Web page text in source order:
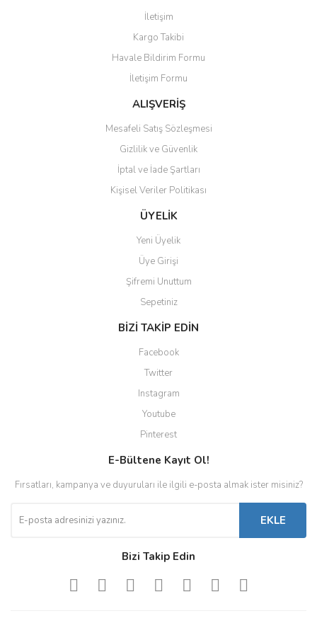
Ürün resmi kalitesiz, bozuk veya görüntülenemiyor.
Ürün açıklamasında eksik bilgiler bulunuyor.
Ürün bilgilerinde hatalar bulunuyor.
Ürün fiyatı diğer sitelerden daha pahalı.
Gönder
İletişim
Kargo Takibi
Havale Bildirim Formu
İletişim Formu
ALIŞVERİŞ
Mesafeli Satış Sözleşmesi
Gizlilik ve Güvenlik
İptal ve İade Şartları
Kişisel Veriler Politikası
ÜYELİK
Yeni Üyelik
Üye Girişi
Şifremi Unuttum
Sepetiniz
BİZİ TAKİP EDİN
Facebook
Twitter
Instagram
Youtube
Pinterest
E-Bültene Kayıt Ol!
Fırsatları, kampanya ve duyuruları ile ilgili e-posta almak ister misiniz?
EKLE
Bizi Takip Edin